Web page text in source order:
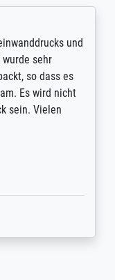
und
sehr
dass es
wird nicht
Vielen